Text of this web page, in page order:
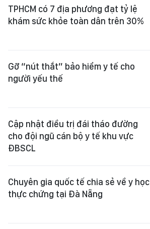
TPHCM có 7 địa phương đạt tỷ lệ
khám sức khỏe toàn dân trên 30%
Gỡ “nút thắt” bảo hiểm y tế cho
người yếu thế
Cập nhật điều trị đái tháo đường
cho đội ngũ cán bộ y tế khu vực
ĐBSCL
Chuyên gia quốc tế chia sẻ về y học
thực chứng tại Đà Nẵng